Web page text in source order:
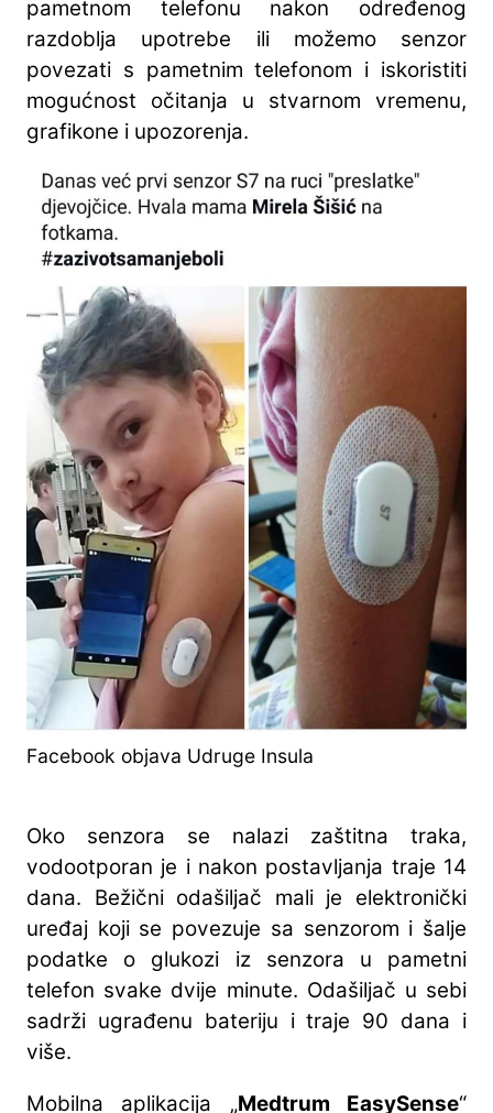
pametnom telefonu nakon određenog
razdoblja upotrebe ili možemo senzor
povezati s pametnim telefonom i iskoristiti
mogućnost očitanja u stvarnom vremenu,
grafikone i upozorenja.
Facebook objava Udruge Insula
Oko senzora se nalazi zaštitna traka,
vodootporan je i nakon postavljanja traje 14
dana. Bežični odašiljač mali je elektronički
uređaj koji se povezuje sa senzorom i šalje
podatke o glukozi iz senzora u pametni
telefon svake dvije minute. Odašiljač u sebi
sadrži ugrađenu bateriju i traje 90 dana i
više.
Mobilna aplikacija „Medtrum EasySense“